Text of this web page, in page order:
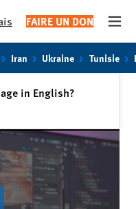
FAIRE UN DON
Iran Ukraine Tunisie
in English?